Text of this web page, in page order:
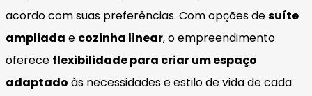
acordo com suas preferências. Com opções desuíte
ampliada e cozinha linear, o empreendimento
oferece flexibilidade para criar um espaço
adaptado às necessidades e estilo de vida de cada